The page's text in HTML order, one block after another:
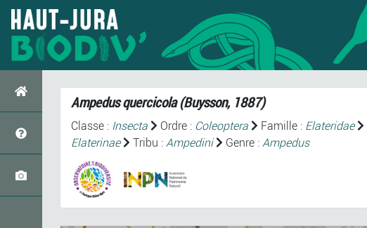
Ampedus quercicola(Buysson, 1887)
Classe : Insecta Ordre : Coleoptera Famille : Elateridae
Elaterinae
Tribu : Ampedini Genre : Ampedus